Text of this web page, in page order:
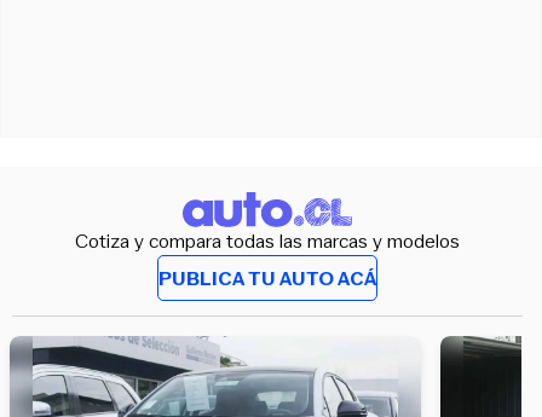
Cotiza y compara todas las marcas y modelos
PUBLICA TU AUTO ACÁ